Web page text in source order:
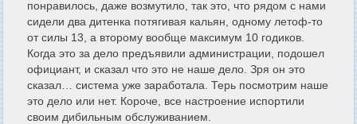
понравилось, даже возмутило, так это, что рядом с нами
сидели два дитенка потягивая кальян, одному летоф-то
от силы 13, а второму вообще максимум 10 годиков.
Когда это за дело предъявили администрации, подошел
официант, и сказал что это не наше дело. Зря он это
сказал… система уже заработала. Терь посмотрим наше
это дело или нет. Короче, все настроение испортили
своим дибильным обслуживанием.